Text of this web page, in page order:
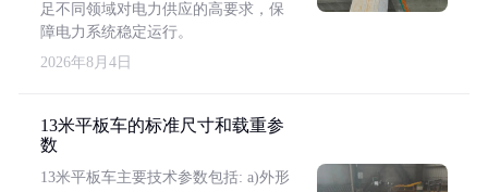
足不同领域对电力供应的高要求，保
障电力系统稳定运行。
2026年8月4日
13米平板车的标准尺寸和载重参
数
13米平板车主要技术参数包括: a)外形